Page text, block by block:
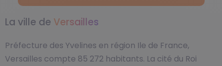
La ville de Versailles
Préfecture des Yvelines en région Ile de France,
Versailles compte 85 272 habitants. La cité du Roi